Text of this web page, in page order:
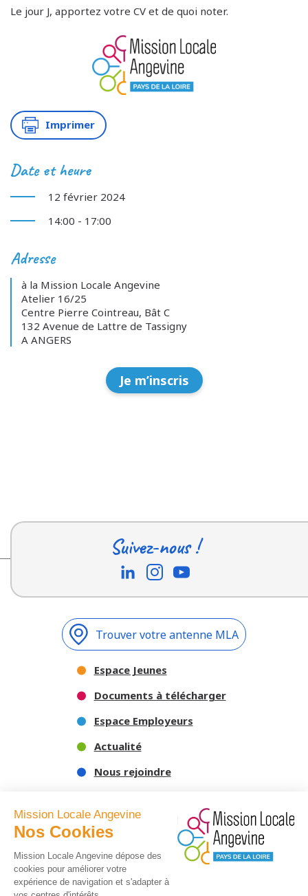
Le jour J, apportez votre CV et de quoi noter.
Imprimer
Date et heure
12 février 2024
14:00 - 17:00
Adresse
à la Mission Locale Angevine
Atelier 16/25
Centre Pierre Cointreau, Bât C
132 Avenue de Lattre de Tassigny
A ANGERS
Je m’inscris
Suivez-nous !
Trouver votre antenne MLA
Espace Jeunes
Documents à télécharger
Espace Employeurs
Actualité
Nous rejoindre
Mission Locale Angevine
Nos Cookies
Mission Locale Angevine dépose des
cookies pour améliorer votre
expérience de navigation et s'adapter à